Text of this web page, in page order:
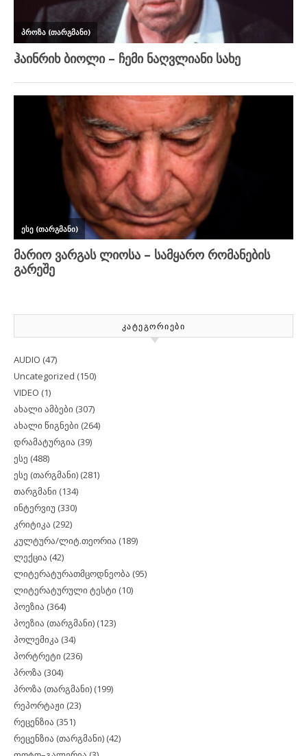
ᲙᲐᲢᲔᲒᲝᲠᲘᲔᲑᲘ
AUDIO (47)
Uncategorized (150)
VIDEO (1)
ახალი ამბები (307)
ახალი წიგნები (264)
დრამატურგია (39)
ესე (488)
ესე (თარგმანი) (281)
თარგმანი (134)
ინტერვიუ (330)
კრიტიკა (292)
კულტურა/ლიტ.თეორია (189)
ლექცია (42)
ლიტერატურათმცოდნეობა (95)
ლიტერატურული ტესტი (10)
პოეზია (364)
პოეზია (თარგმანი) (123)
პოლემიკა (34)
პორტრეტი (236)
პროზა (304)
პროზა (თარგმანი) (199)
რეპორტაჟი (23)
რეცენზია (351)
რეცენზია (თარგმანი) (42)